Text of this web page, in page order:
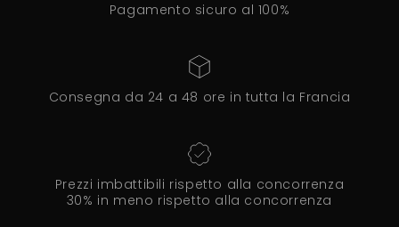
Pagamento sicuro al 100%
Consegna da 24 a 48 ore in tutta la Francia
Prezzi imbattibili rispetto alla concorrenza
30% in meno rispetto alla concorrenza